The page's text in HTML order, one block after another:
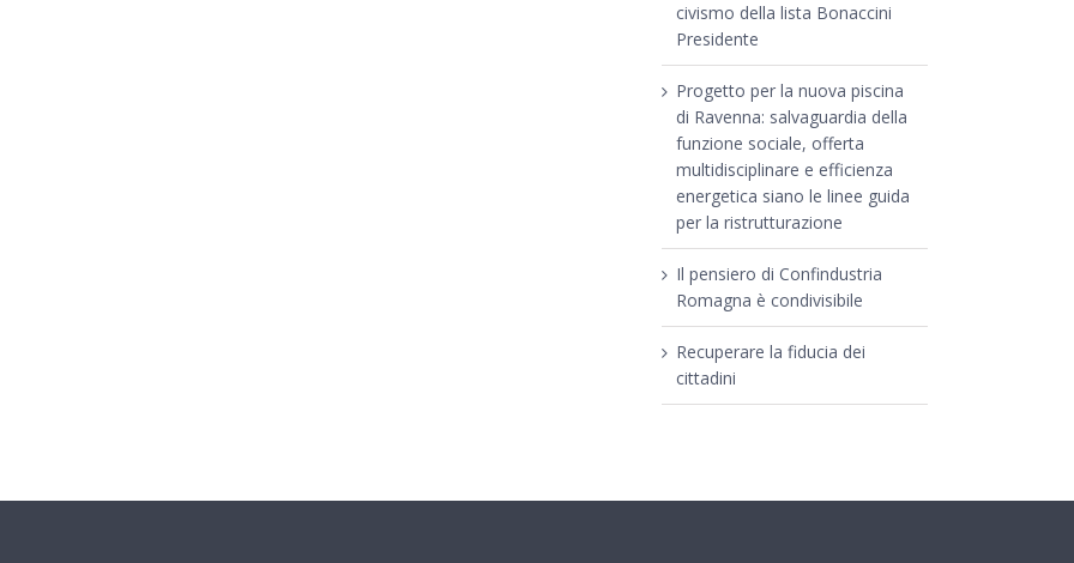
civismo della lista Bonaccini
Presidente
Progetto per la nuova piscina
di Ravenna: salvaguardia della
funzione sociale, offerta
multidisciplinare e efficienza
energetica siano le linee guida
per la ristrutturazione
Il pensiero di Confindustria
Romagna è condivisibile
Recuperare la fiducia dei
cittadini